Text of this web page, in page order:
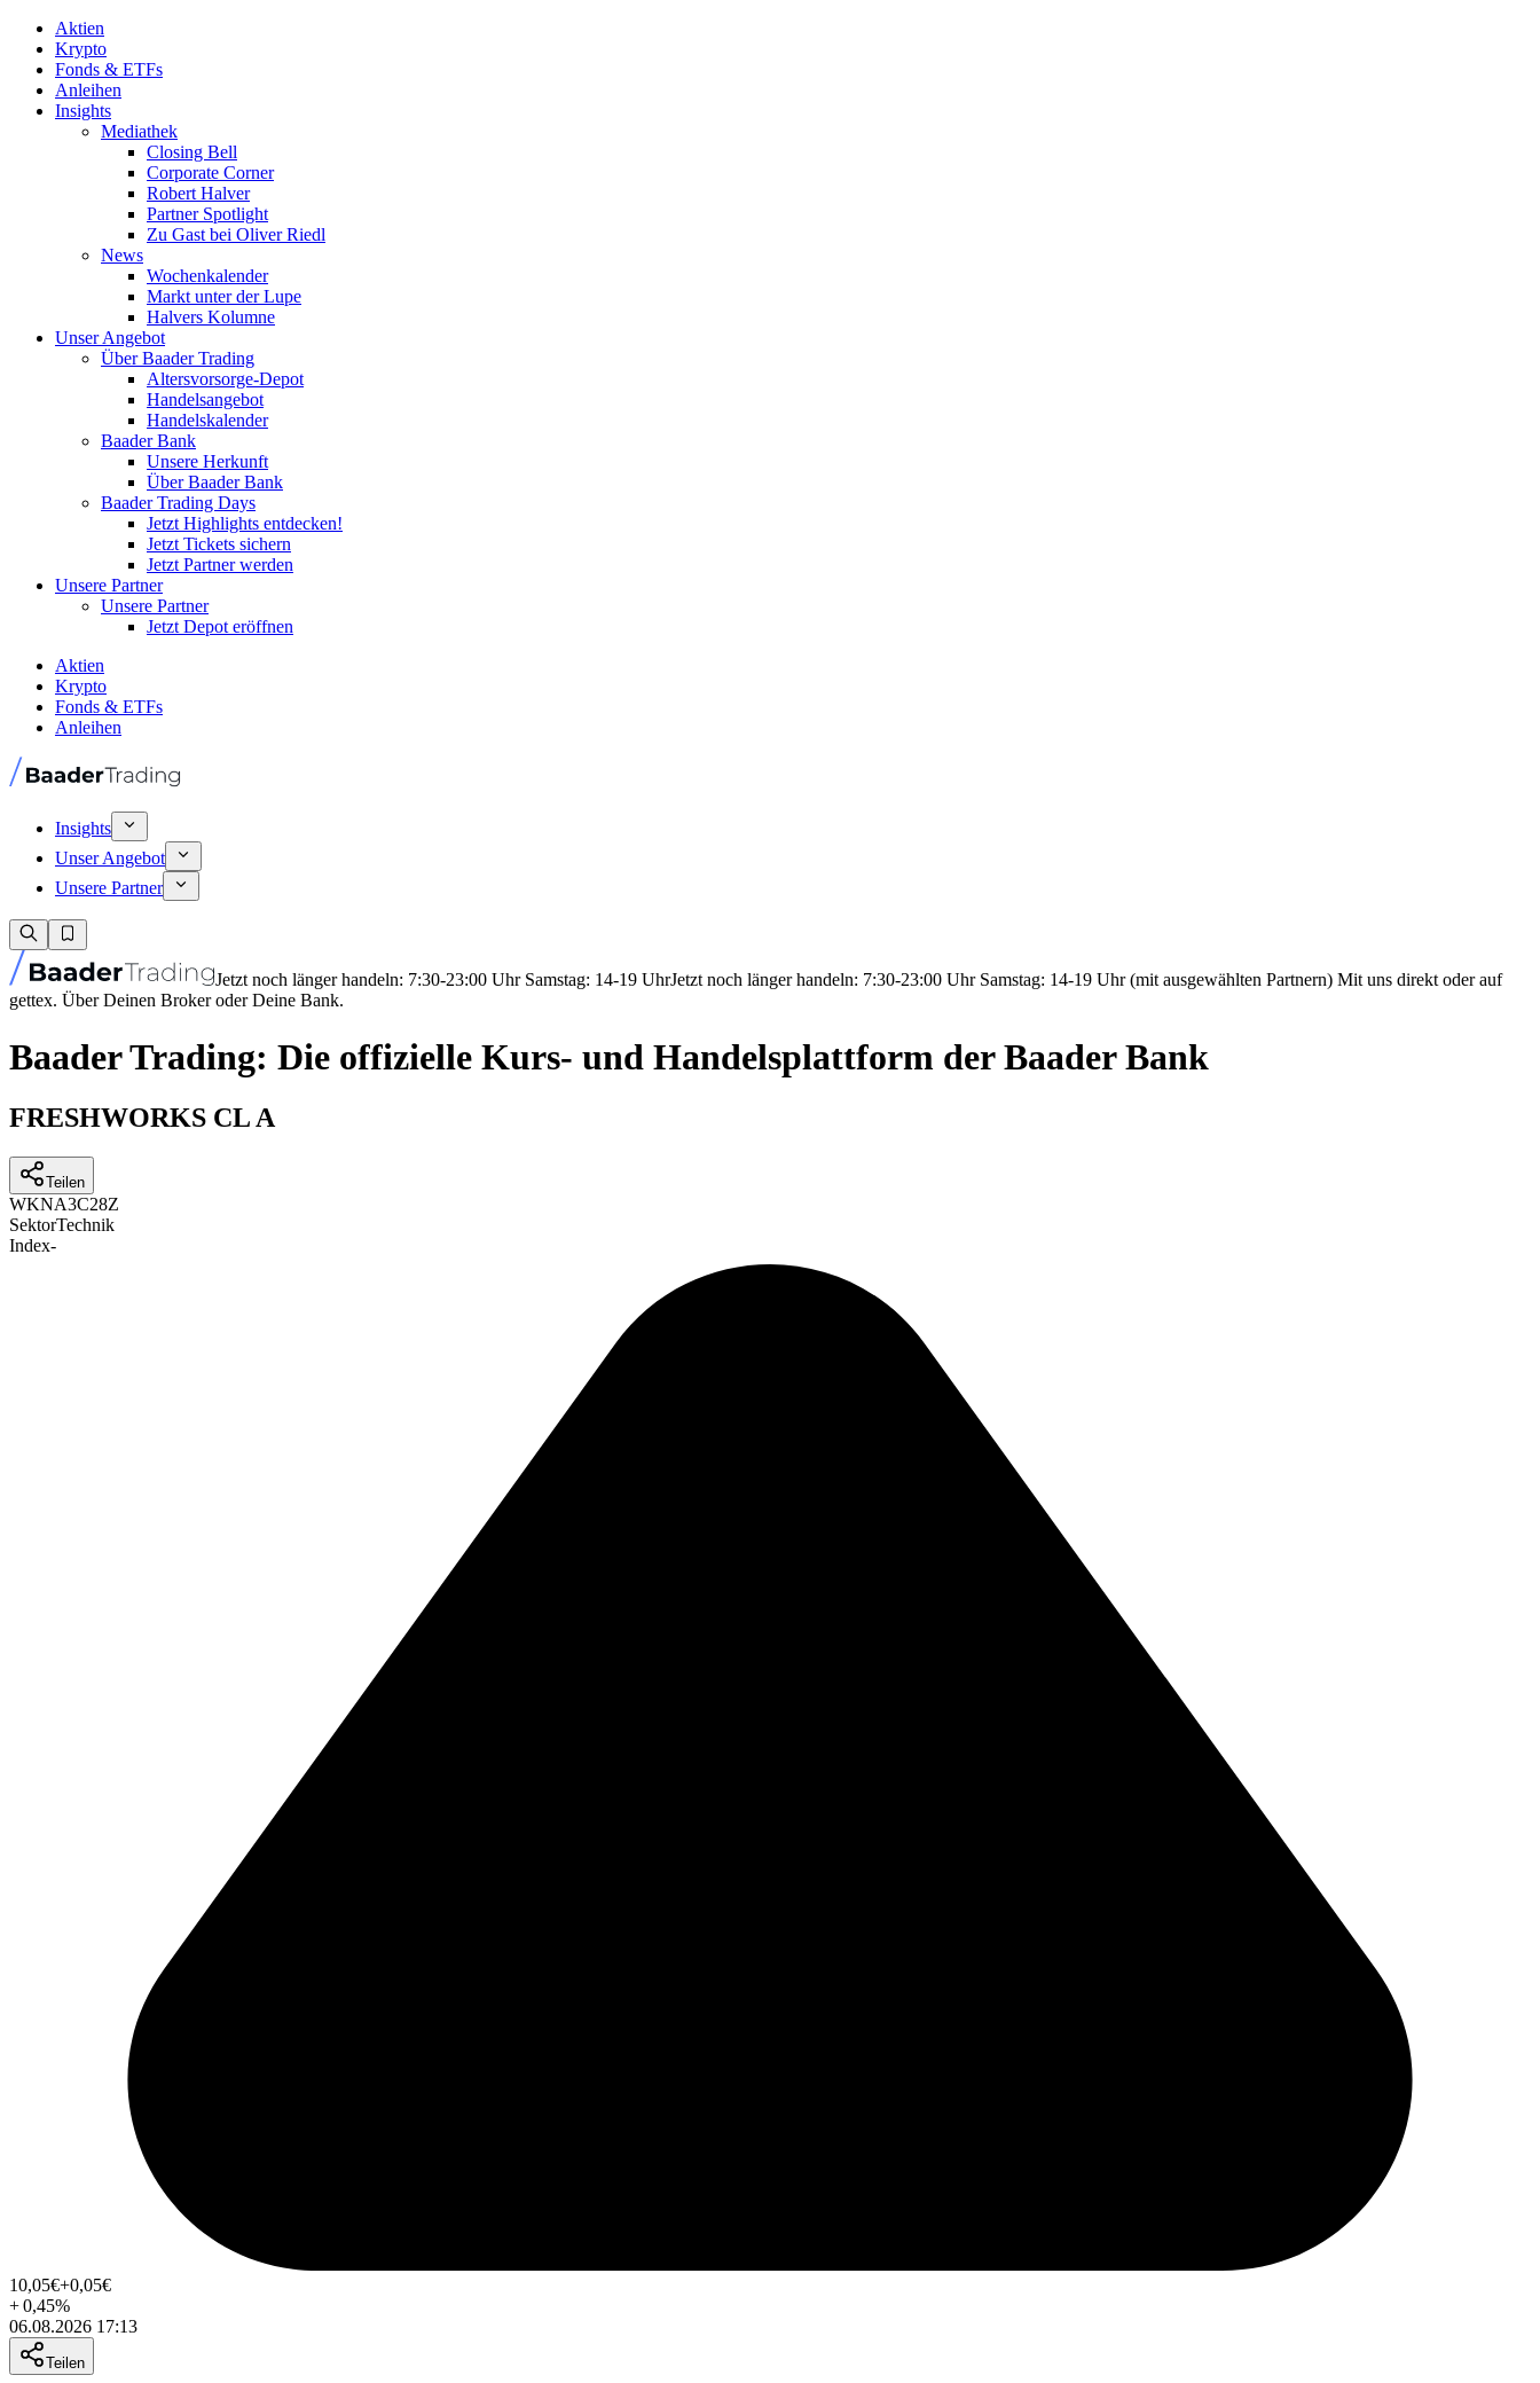
Aktien
Krypto
Fonds & ETFs
Anleihen
Insights
Mediathek
Closing Bell
Corporate Corner
Robert Halver
Partner Spotlight
Zu Gast bei Oliver Riedl
News
Wochenkalender
Markt unter der Lupe
Halvers Kolumne
Unser Angebot
Über Baader Trading
Altersvorsorge-Depot
Handelsangebot
Handelskalender
Baader Bank
Unsere Herkunft
Über Baader Bank
Baader Trading Days
Jetzt Highlights entdecken!
Jetzt Tickets sichern
Jetzt Partner werden
Unsere Partner
Unsere Partner
Jetzt Depot eröffnen
Aktien
Krypto
Fonds & ETFs
Anleihen
Insights
Unser Angebot
Unsere Partner
Jetzt noch länger handeln: 7:30-23:00 Uhr Samstag: 14-19 UhrJetzt noch länger handeln: 7:30-23:00 Uhr Samstag: 14-19 Uhr (mit ausgewählten Partnern) Mit uns direkt oder auf
gettex. Über Deinen Broker oder Deine Bank.
Baader Trading: Die offizielle Kurs- und Handelsplattform der Baader Bank
FRESHWORKS CL A
Teilen
WKNA3C28Z
SektorTechnik
Index-
10,05€+0,05€
+0,45%
06.08.2026 17:13
Teilen